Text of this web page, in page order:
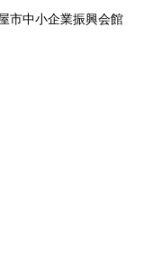
市中小企業振興会館